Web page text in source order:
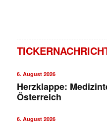
6. August 2026
Herzklappe:
Österreich
6. August 2026